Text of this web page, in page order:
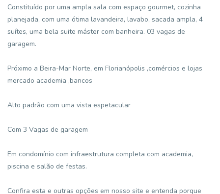
Constituído por uma ampla sala com espaço gourmet, cozinha
planejada, com uma ótima lavandeira, lavabo, sacada ampla, 4
suítes, uma bela suite máster com banheira. 03 vagas de
garagem.
Próximo a Beira-Mar Norte, em Florianópolis ,comércios e lojas
mercado academia ,bancos
Alto padrão com uma vista espetacular
Com 3 Vagas de garagem
Em condomínio com infraestrutura completa com academia,
piscina e salão de festas.
Confira esta e outras opções em nosso site e entenda porque